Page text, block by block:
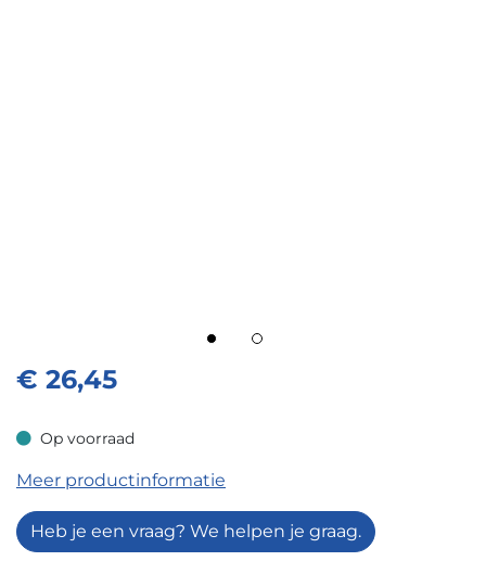
€ 26,45
Op voorraad
Op voorraad
Meer productinformatie
Heb je een vraag? We helpen je graag.